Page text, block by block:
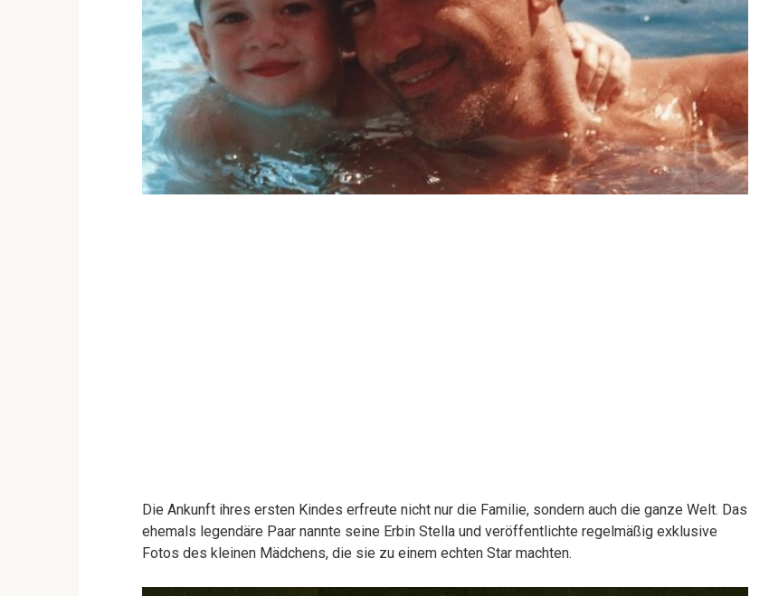
Die Ankunft ihres ersten Kindes erfreute nicht nur die Familie, sondern auch die ganze Welt. Das
ehemals legendäre Paar nannte seine Erbin Stella und veröffentlichte regelmäßig exklusive
Fotos des kleinen Mädchens, die sie zu einem echten Star machten.